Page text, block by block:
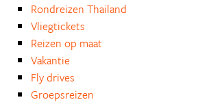
Rondreizen Thailand
Vliegtickets
Reizen op maat
Vakantie
Fly drives
Groepsreizen